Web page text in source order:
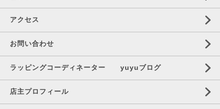
アクセス
お問い合わせ
ラッピングコーディネーター yuyuブログ
店主プロフィール